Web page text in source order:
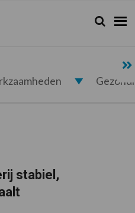
Zoeken...
Zoek
stabiel,